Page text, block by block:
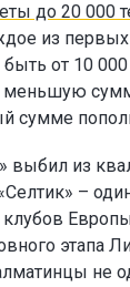
до 20 000
из
от 10 000
меньшую
сумме
выбил из
–
этапа
не